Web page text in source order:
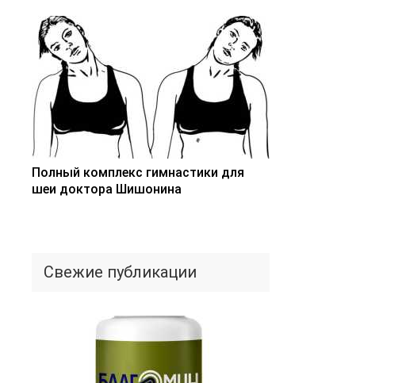
Полный комплекс гимнастики для
шеи доктора Шишонина
Свежие публикации